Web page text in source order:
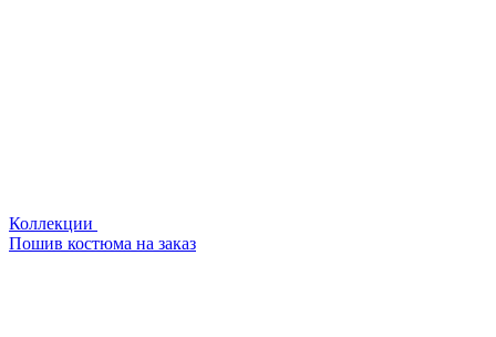
Коллекции
Пошив костюма на заказ